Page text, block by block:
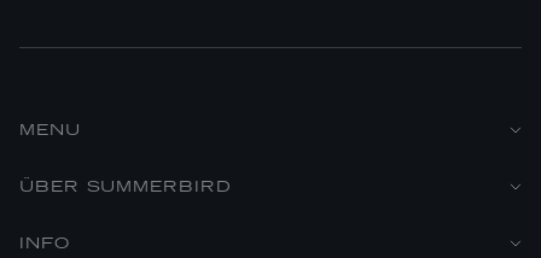
MENU
ÜBER SUMMERBIRD
INFO